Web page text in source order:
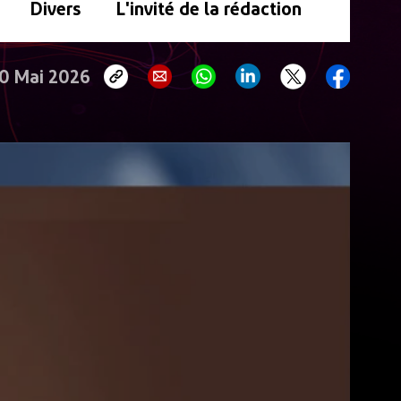
Divers L'invité de la rédaction
Mai 2026